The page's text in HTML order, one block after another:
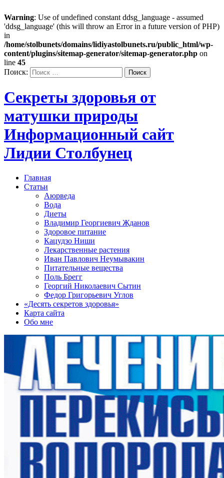
Warning: Use of undefined constant ddsg_language - assumed
'ddsg_language' (this will throw an Error in a future version of PHP)
in
/home/stolbunets/domains/lidiyastolbunets.ru/public_html/wp-
content/plugins/sitemap-generator/sitemap-generator.php on
line 45
Поиск:
Секреты здоровья от
матушки природы
Информационный сайт
Лидии Столбунец
Главная
Статьи
Аюрведа
Вода
Диеты
Владимир Георгиевич Жданов
Здоровое питание
Кацудзо Ниши
Лекарственные растения
Иван Павлович Неумывакин
Питательные вещества
Поль Брегг
Георгий Николаевич Сытин
Федор Григорьевич Углов
«Десять секретов здоровья»
Карта сайта
Обо мне